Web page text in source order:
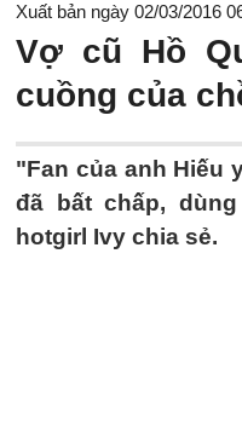
Xuất bản ngày 02/03/2016
Vợ cũ Hồ
cuồng của
"Fan của anh Hiếu
đã bất chấp,
hotgirl Ivy chia sẻ.